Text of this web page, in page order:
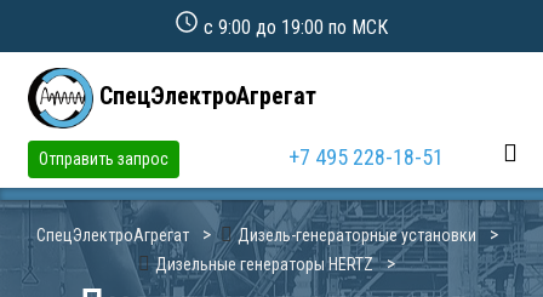
с 9:00 до 19:00 по МСК
СпецЭлектроАгрегат
Отправить запрос +7 495 228-18-51
СпецЭлектроАгрегат
Дизель-генераторные установки
Дизельные генераторы HERTZ